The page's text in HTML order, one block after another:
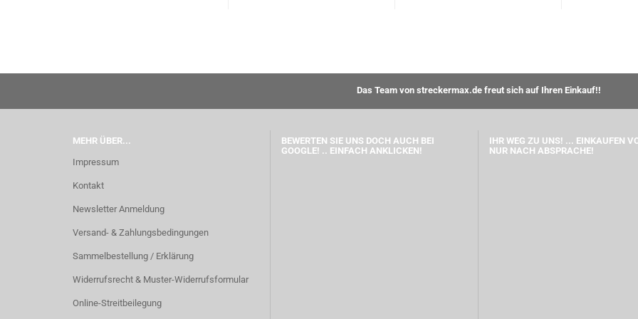
Das Team von streckermax.de freut sich auf Ihren Einkauf!!
MEHR ÜBER...
Impressum
Kontakt
Newsletter Anmeldung
Versand- & Zahlungsbedingungen
Sammelbestellung / Erklärung
Widerrufsrecht & Muster-Widerrufsformular
Online-Streitbeilegung
BEWERTEN SIE UNS DOCH AUCH BEI
GOOGLE! .. EINFACH ANKLICKEN!
IHR WEG ZU UNS! ... EINKAUFEN
NUR NACH ABSPRACHE!